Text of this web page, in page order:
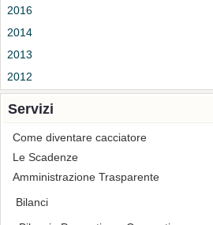
2016
2014
2013
2012
Servizi
Come diventare cacciatore
Le Scadenze
Amministrazione Trasparente
Bilanci